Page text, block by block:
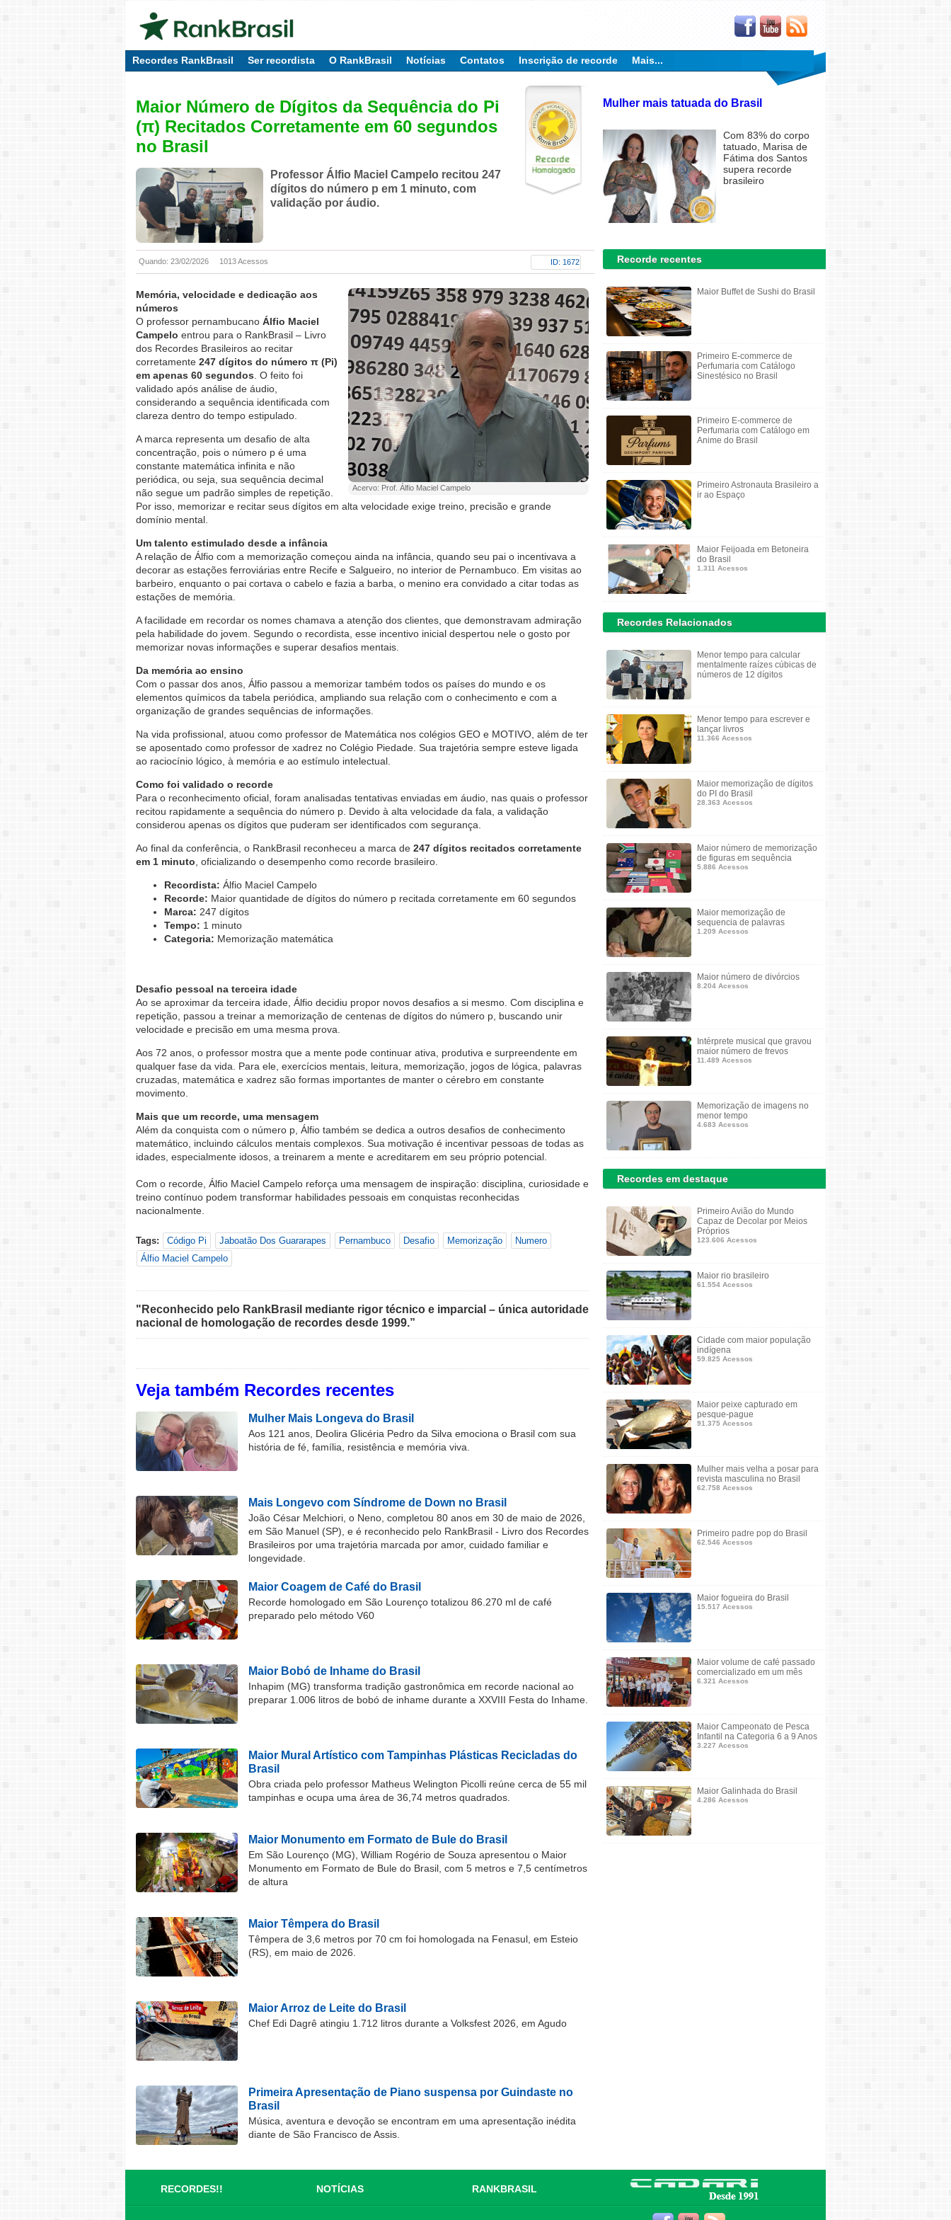
Recordes RankBrasil Ser recordista O RankBrasil Notícias Contatos Inscrição de recorde Mais...
Maior Número de Dígitos da Sequência do Pi
(π) Recitados Corretamente em 60 segundos
no Brasil
Professor Álfio Maciel Campelo recitou 247
dígitos do número p em 1 minuto, com
validação por áudio.
Quando: 23/02/2026 1013 Acessos ID: 1672
Acervo: Prof. Álfio Maciel Campelo
Memória, velocidade e dedicação aos
números
O professor pernambucano Álfio Maciel
Campelo entrou para o RankBrasil – Livro
dos Recordes Brasileiros ao recitar
corretamente 247 dígitos do número π (Pi)
em apenas 60 segundos . O feito foi
validado após análise de áudio,
considerando a sequência identificada com
clareza dentro do tempo estipulado.
A marca representa um desafio de alta
concentração, pois o número p é uma
constante matemática infinita e não
periódica, ou seja, sua sequência decimal
não segue um padrão simples de repetição.
Por isso, memorizar e recitar seus dígitos em alta velocidade exige treino, precisão e grande
domínio mental.
Um talento estimulado desde a infância
A relação de Álfio com a memorização começou ainda na infância, quando seu pai o incentivava a
decorar as estações ferroviárias entre Recife e Salgueiro, no interior de Pernambuco. Em visitas ao
barbeiro, enquanto o pai cortava o cabelo e fazia a barba, o menino era convidado a citar todas as
estações de memória.
A facilidade em recordar os nomes chamava a atenção dos clientes, que demonstravam admiração
pela habilidade do jovem. Segundo o recordista, esse incentivo inicial despertou nele o gosto por
memorizar novas informações e superar desafios mentais.
Da memória ao ensino
Com o passar dos anos, Álfio passou a memorizar também todos os países do mundo e os
elementos químicos da tabela periódica, ampliando sua relação com o conhecimento e com a
organização de grandes sequências de informações.
Na vida profissional, atuou como professor de Matemática nos colégios GEO e MOTIVO, além de ter
se aposentado como professor de xadrez no Colégio Piedade. Sua trajetória sempre esteve ligada
ao raciocínio lógico, à memória e ao estímulo intelectual.
Como foi validado o recorde
Para o reconhecimento oficial, foram analisadas tentativas enviadas em áudio, nas quais o professor
recitou rapidamente a sequência do número p. Devido à alta velocidade da fala, a validação
considerou apenas os dígitos que puderam ser identificados com segurança.
Ao final da conferência, o RankBrasil reconheceu a marca de 247 dígitos recitados corretamente
em 1 minuto , oficializando o desempenho como recorde brasileiro.
Recordista: Álfio Maciel Campelo
Recorde: Maior quantidade de dígitos do número p recitada corretamente em 60 segundos
Marca: 247 dígitos
Tempo: 1 minuto
Categoria: Memorização matemática
Desafio pessoal na terceira idade
Ao se aproximar da terceira idade, Álfio decidiu propor novos desafios a si mesmo. Com disciplina e
repetição, passou a treinar a memorização de centenas de dígitos do número p, buscando unir
velocidade e precisão em uma mesma prova.
Aos 72 anos, o professor mostra que a mente pode continuar ativa, produtiva e surpreendente em
qualquer fase da vida. Para ele, exercícios mentais, leitura, memorização, jogos de lógica, palavras
cruzadas, matemática e xadrez são formas importantes de manter o cérebro em constante
movimento.
Mais que um recorde, uma mensagem
Além da conquista com o número p, Álfio também se dedica a outros desafios de conhecimento
matemático, incluindo cálculos mentais complexos. Sua motivação é incentivar pessoas de todas as
idades, especialmente idosos, a treinarem a mente e acreditarem em seu próprio potencial.
Com o recorde, Álfio Maciel Campelo reforça uma mensagem de inspiração: disciplina, curiosidade e
treino contínuo podem transformar habilidades pessoais em conquistas reconhecidas
nacionalmente.
Tags: Código Pi Jaboatão Dos Guararapes Pernambuco Desafio Memorização
Numero
Álfio Maciel Campelo
"Reconhecido pelo RankBrasil mediante rigor técnico e imparcial – única autoridade
nacional de homologação de recordes desde 1999.”
Veja também Recordes recentes
Mulher Mais Longeva do Brasil
Aos 121 anos, Deolira Glicéria Pedro da Silva emociona o Brasil com sua
história de fé, família, resistência e memória viva.
Mais Longevo com Síndrome de Down no Brasil
João César Melchiori, o Neno, completou 80 anos em 30 de maio de 2026,
em São Manuel (SP), e é reconhecido pelo RankBrasil - Livro dos Recordes
Brasileiros por uma trajetória marcada por amor, cuidado familiar e
longevidade.
Maior Coagem de Café do Brasil
Recorde homologado em São Lourenço totalizou 86.270 ml de café
preparado pelo método V60
Maior Bobó de Inhame do Brasil
Inhapim (MG) transforma tradição gastronômica em recorde nacional ao
preparar 1.006 litros de bobó de inhame durante a XXVIII Festa do Inhame.
Maior Mural Artístico com Tampinhas Plásticas Recicladas do
Brasil
Obra criada pelo professor Matheus Welington Picolli reúne cerca de 55 mil
tampinhas e ocupa uma área de 36,74 metros quadrados.
Maior Monumento em Formato de Bule do Brasil
Em São Lourenço (MG), William Rogério de Souza apresentou o Maior
Monumento em Formato de Bule do Brasil, com 5 metros e 7,5 centímetros
de altura
Maior Têmpera do Brasil
Têmpera de 3,6 metros por 70 cm foi homologada na Fenasul, em Esteio
(RS), em maio de 2026.
Maior Arroz de Leite do Brasil
Chef Edi Dagrê atingiu 1.712 litros durante a Volksfest 2026, em Agudo
Primeira Apresentação de Piano suspensa por Guindaste no
Brasil
Música, aventura e devoção se encontram em uma apresentação inédita
diante de São Francisco de Assis.
Mulher mais tatuada do Brasil
Com 83% do corpo
tatuado, Marisa de
Fátima dos Santos
supera recorde
brasileiro
Recorde recentes
Maior Buffet de Sushi do Brasil
Primeiro E-commerce de
Perfumaria com Catálogo
Sinestésico no Brasil
Primeiro E-commerce de
Perfumaria com Catálogo em
Anime do Brasil
Primeiro Astronauta Brasileiro a
ir ao Espaço
Maior Feijoada em Betoneira
do Brasil
1.311 Acessos
Recordes Relacionados
Menor tempo para calcular
mentalmente raízes cúbicas de
números de 12 dígitos
Menor tempo para escrever e
lançar livros
11.366 Acessos
Maior memorização de dígitos
do PI do Brasil
28.363 Acessos
Maior número de memorização
de figuras em sequência
5.886 Acessos
Maior memorização de
sequencia de palavras
1.209 Acessos
Maior número de divórcios
8.204 Acessos
Intérprete musical que gravou
maior número de frevos
11.489 Acessos
Memorização de imagens no
menor tempo
4.683 Acessos
Recordes em destaque
Primeiro Avião do Mundo
Capaz de Decolar por Meios
Próprios
123.606 Acessos
Maior rio brasileiro
61.554 Acessos
Cidade com maior população
indígena
59.825 Acessos
Maior peixe capturado em
pesque-pague
91.375 Acessos
Mulher mais velha a posar para
revista masculina no Brasil
62.758 Acessos
Primeiro padre pop do Brasil
62.546 Acessos
Maior fogueira do Brasil
15.517 Acessos
Maior volume de café passado
comercializado em um mês
6.321 Acessos
Maior Campeonato de Pesca
Infantil na Categoria 6 a 9 Anos
3.227 Acessos
Maior Galinhada do Brasil
4.286 Acessos
RECORDES!! NOTÍCIAS RANKBRASIL